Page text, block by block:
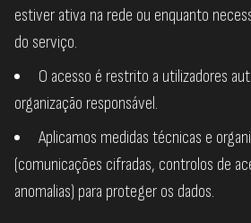
estiver ativa na rede ou enquanto
do serviço.
O acesso é restrito a utilizadores
organização responsável.
Aplicamos medidas técnicas e
(comunicações cifradas, controlos de
anomalias) para proteger os dados.